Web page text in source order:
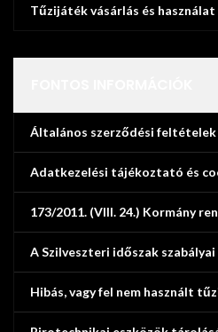
Tűzijáték vásárlás és használat
Általános szerződési feltételek
Adatkezelési tájékoztató és
173/2011. (VIII. 24.) Kormány
A Szilveszteri időszak szabályai
Hibás, vagy fel nem használt